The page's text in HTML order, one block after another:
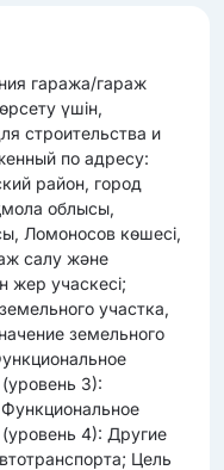
гаража/гараж
үшін,
строительства и
по адресу:
район, город
облысы,
Ломоносов көшесі,
салу және
жер учаскесі;
участка,
земельного
3):
(уровень 4): Другие
Цель